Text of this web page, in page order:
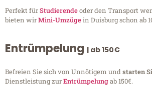
Perfekt fürStudierendeoder den Transport
bieten wirMini-Umzügein Duisburg schon ab
Entrümpelung | ab 150€
Befreien Sie sich von Unnötigem undstarten
Dienstleistung zurEntrümpelungab 150€.